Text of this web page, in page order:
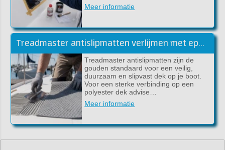
Meer informatie
Treadmaster antislipmatten verlijmen met epoxylijm (handleiding)
Treadmaster antislipmatten zijn de
gouden standaard voor een veilig,
duurzaam en slipvast dek op je boot.
Voor een sterke verbinding op een
polyester dek advise…
Meer informatie